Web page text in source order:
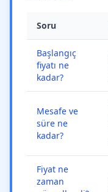
Soru
Başlangıç
fiyatı ne
kadar?
Mesafe ve
süre ne
kadar?
Fiyat ne
zaman